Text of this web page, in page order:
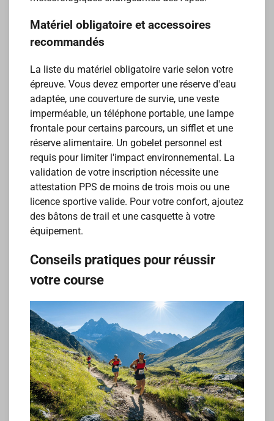
Matériel obligatoire et accessoires
recommandés
La liste du matériel obligatoire varie selon votre
épreuve. Vous devez emporter une réserve d'eau
adaptée, une couverture de survie, une veste
imperméable, un téléphone portable, une lampe
frontale pour certains parcours, un sifflet et une
réserve alimentaire. Un gobelet personnel est
requis pour limiter l'impact environnemental. La
validation de votre inscription nécessite une
attestation PPS de moins de trois mois ou une
licence sportive valide. Pour votre confort, ajoutez
des bâtons de trail et une casquette à votre
équipement.
Conseils pratiques pour réussir
votre course